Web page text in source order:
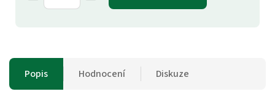
Popis Hodnocení Diskuze